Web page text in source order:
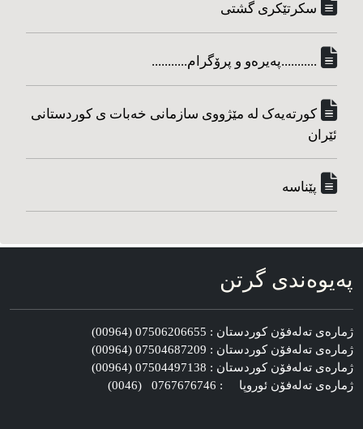
سکرتێکری گشتی
...........په‌یره‌و و پرۆگرام...........
کورته‌یه‌ک له مێژووی سازمانی خه‌بات ی کوردستانی
ئێران
پێناسه‌
په‌یوه‌ندی گرتن
ژماره‌ی ته‌له‌فۆن کوردستان : 07506206655 (00964)
ژماره‌ی ته‌له‌فۆن کوردستان : 07504687209 (00964)
ژماره‌ی ته‌له‌فۆن کوردستان : 07504497138 (00964)
ژماره‌ی ته‌له‌فۆن ئوروپا : 0767676746 (0046)